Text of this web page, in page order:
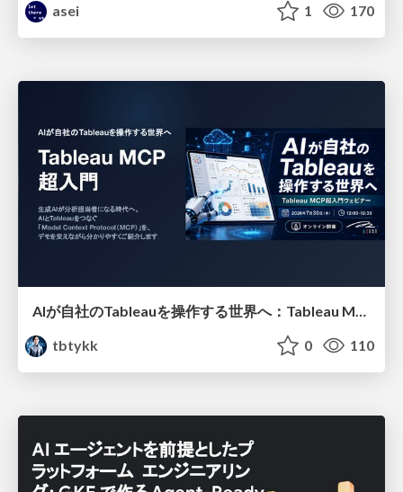
asei 1 170
AIが自社のTableauを操作する世界へ：Tableau MCP超入門
tbtykk
0 110